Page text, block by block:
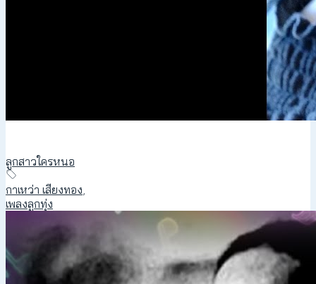
ลูกสาวใครหนอ
กาเหว่า เสียงทอง,
เพลงลูกทุ่ง